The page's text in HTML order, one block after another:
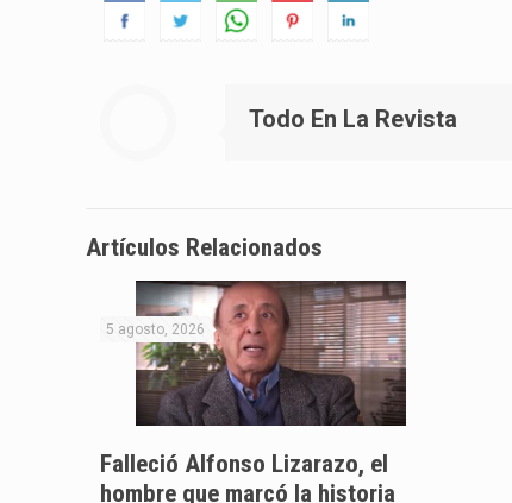
Todo En La Revista
Artículos Relacionados
5 agosto, 2026
Falleció Alfonso Lizarazo, el
hombre que marcó la historia